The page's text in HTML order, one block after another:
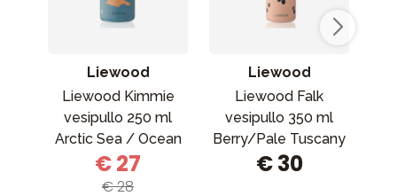
Liewood
Liewood Kimmie
vesipullo 250 ml
Arctic Sea / Ocean
view
€ 27
€ 28
Liewood
Liewood Falk
vesipullo 350 ml
Berry/Pale Tuscany
€ 30